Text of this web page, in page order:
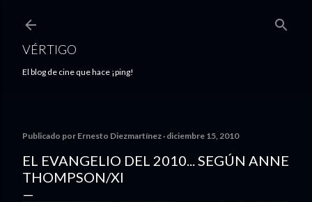
VÉRTIGO
El blog de cine que hace ¡ping!
Publicado por Ernesto Diezmartínez diciembre 15, 2010
EL EVANGELIO DEL 2010... SEGÚN ANNE
THOMPSON/XI